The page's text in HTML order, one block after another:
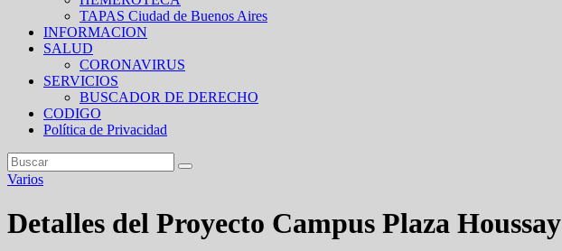
TAPAS Ciudad de Buenos Aires
INFORMACION
SALUD
CORONAVIRUS
SERVICIOS
BUSCADOR DE DERECHO
CODIGO
Política de Privacidad
Varios
Detalles del Proyecto Campus Plaza Houssay